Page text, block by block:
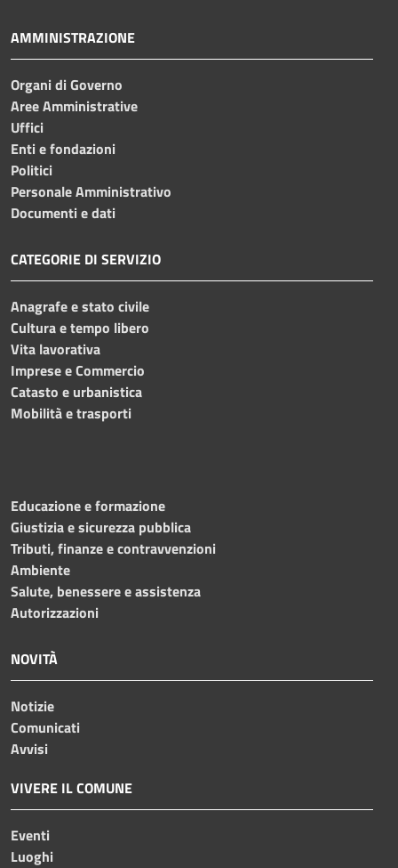
AMMINISTRAZIONE
Organi di Governo
Aree Amministrative
Uffici
Enti e fondazioni
Politici
Personale Amministrativo
Documenti e dati
CATEGORIE DI SERVIZIO
Anagrafe e stato civile
Cultura e tempo libero
Vita lavorativa
Imprese e Commercio
Catasto e urbanistica
Mobilità e trasporti
Educazione e formazione
Giustizia e sicurezza pubblica
Tributi, finanze e contravvenzioni
Ambiente
Salute, benessere e assistenza
Autorizzazioni
NOVITÀ
Notizie
Comunicati
Avvisi
VIVERE IL COMUNE
Eventi
Luoghi